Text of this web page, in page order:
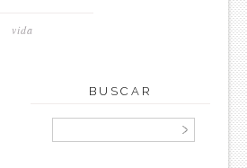
vida
BUSCAR